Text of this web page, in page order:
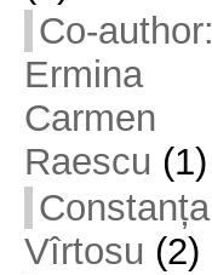
Co-author:
Ermina
Carmen
Raescu (1)
Constanța
Vîrtosu (2)